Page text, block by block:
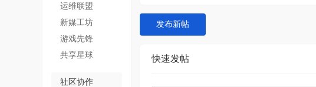
运维联盟
新媒工坊
游戏先锋
共享星球
社区协作
发布新帖
快速发帖